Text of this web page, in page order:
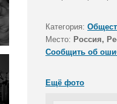
Категория:
Место: Россия,
Сообщить об
Ещё фото